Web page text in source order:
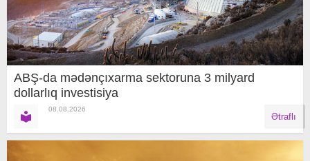
ABŞ-da mədənçıxarma sektoruna 3 milyard
dollarlıq investisiya
08.08.2026
Ətraflı